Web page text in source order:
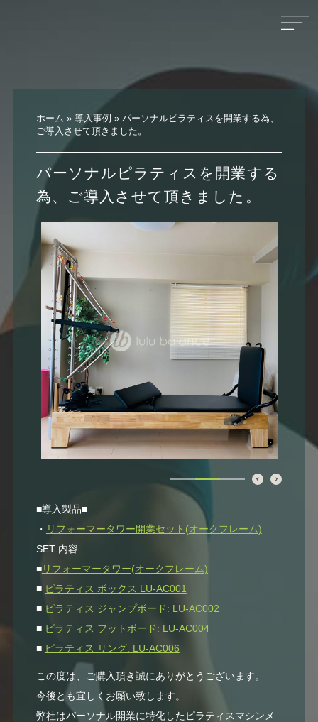
ホーム » 導入事例 » パーソナルピラティスを開業する為、
ご導入させて頂きました。
パーソナルピラティスを開業する
為、ご導入させて頂きました。
■導入製品■
・ リフォーマータワー開業セット(オークフレーム)
SET 内容
■リフォーマータワー(オークフレーム)
■ ピラティス ボックス LU-AC001
■ ピラティス ジャンプボード: LU-AC002
■ ピラティス フットボード: LU-AC004
■ ピラティス リング: LU-AC006
この度は、ご購入頂き誠にありがとうございます。
今後とも宜しくお願い致します。
弊社はパーソナル開業に特化したピラティスマシンメ